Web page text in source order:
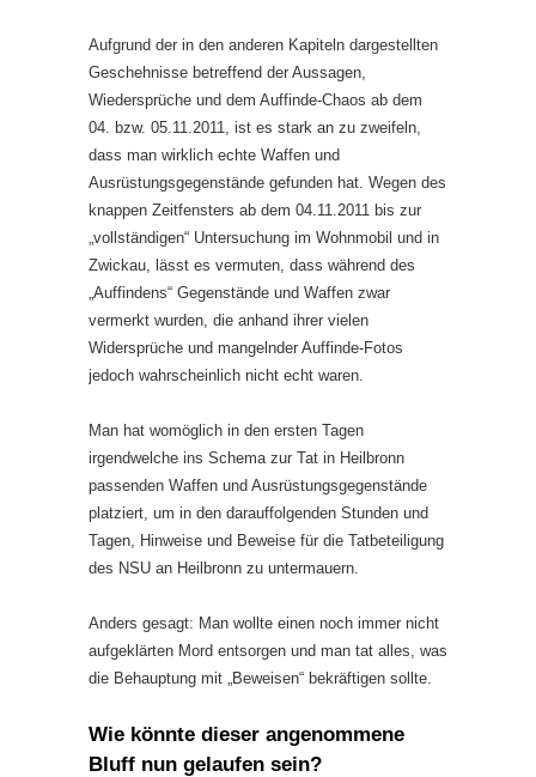
Aufgrund der in den anderen Kapiteln dargestellten
Geschehnisse betreffend der Aussagen,
Wiedersprüche und dem Auffinde-Chaos ab dem
04. bzw. 05.11.2011, ist es stark an zu zweifeln,
dass man wirklich echte Waffen und
Ausrüstungsgegenstände gefunden hat. Wegen des
knappen Zeitfensters ab dem 04.11.2011 bis zur
„vollständigen“ Untersuchung im Wohnmobil und in
Zwickau, lässt es vermuten, dass während des
„Auffindens“ Gegenstände und Waffen zwar
vermerkt wurden, die anhand ihrer vielen
Widersprüche und mangelnder Auffinde-Fotos
jedoch wahrscheinlich nicht echt waren.
Man hat womöglich in den ersten Tagen
irgendwelche ins Schema zur Tat in Heilbronn
passenden Waffen und Ausrüstungsgegenstände
platziert, um in den darauffolgenden Stunden und
Tagen, Hinweise und Beweise für die Tatbeteiligung
des NSU an Heilbronn zu untermauern.
Anders gesagt: Man wollte einen noch immer nicht
aufgeklärten Mord entsorgen und man tat alles, was
die Behauptung mit „Beweisen“ bekräftigen sollte.
Wie könnte dieser angenommene
Bluff nun gelaufen sein?